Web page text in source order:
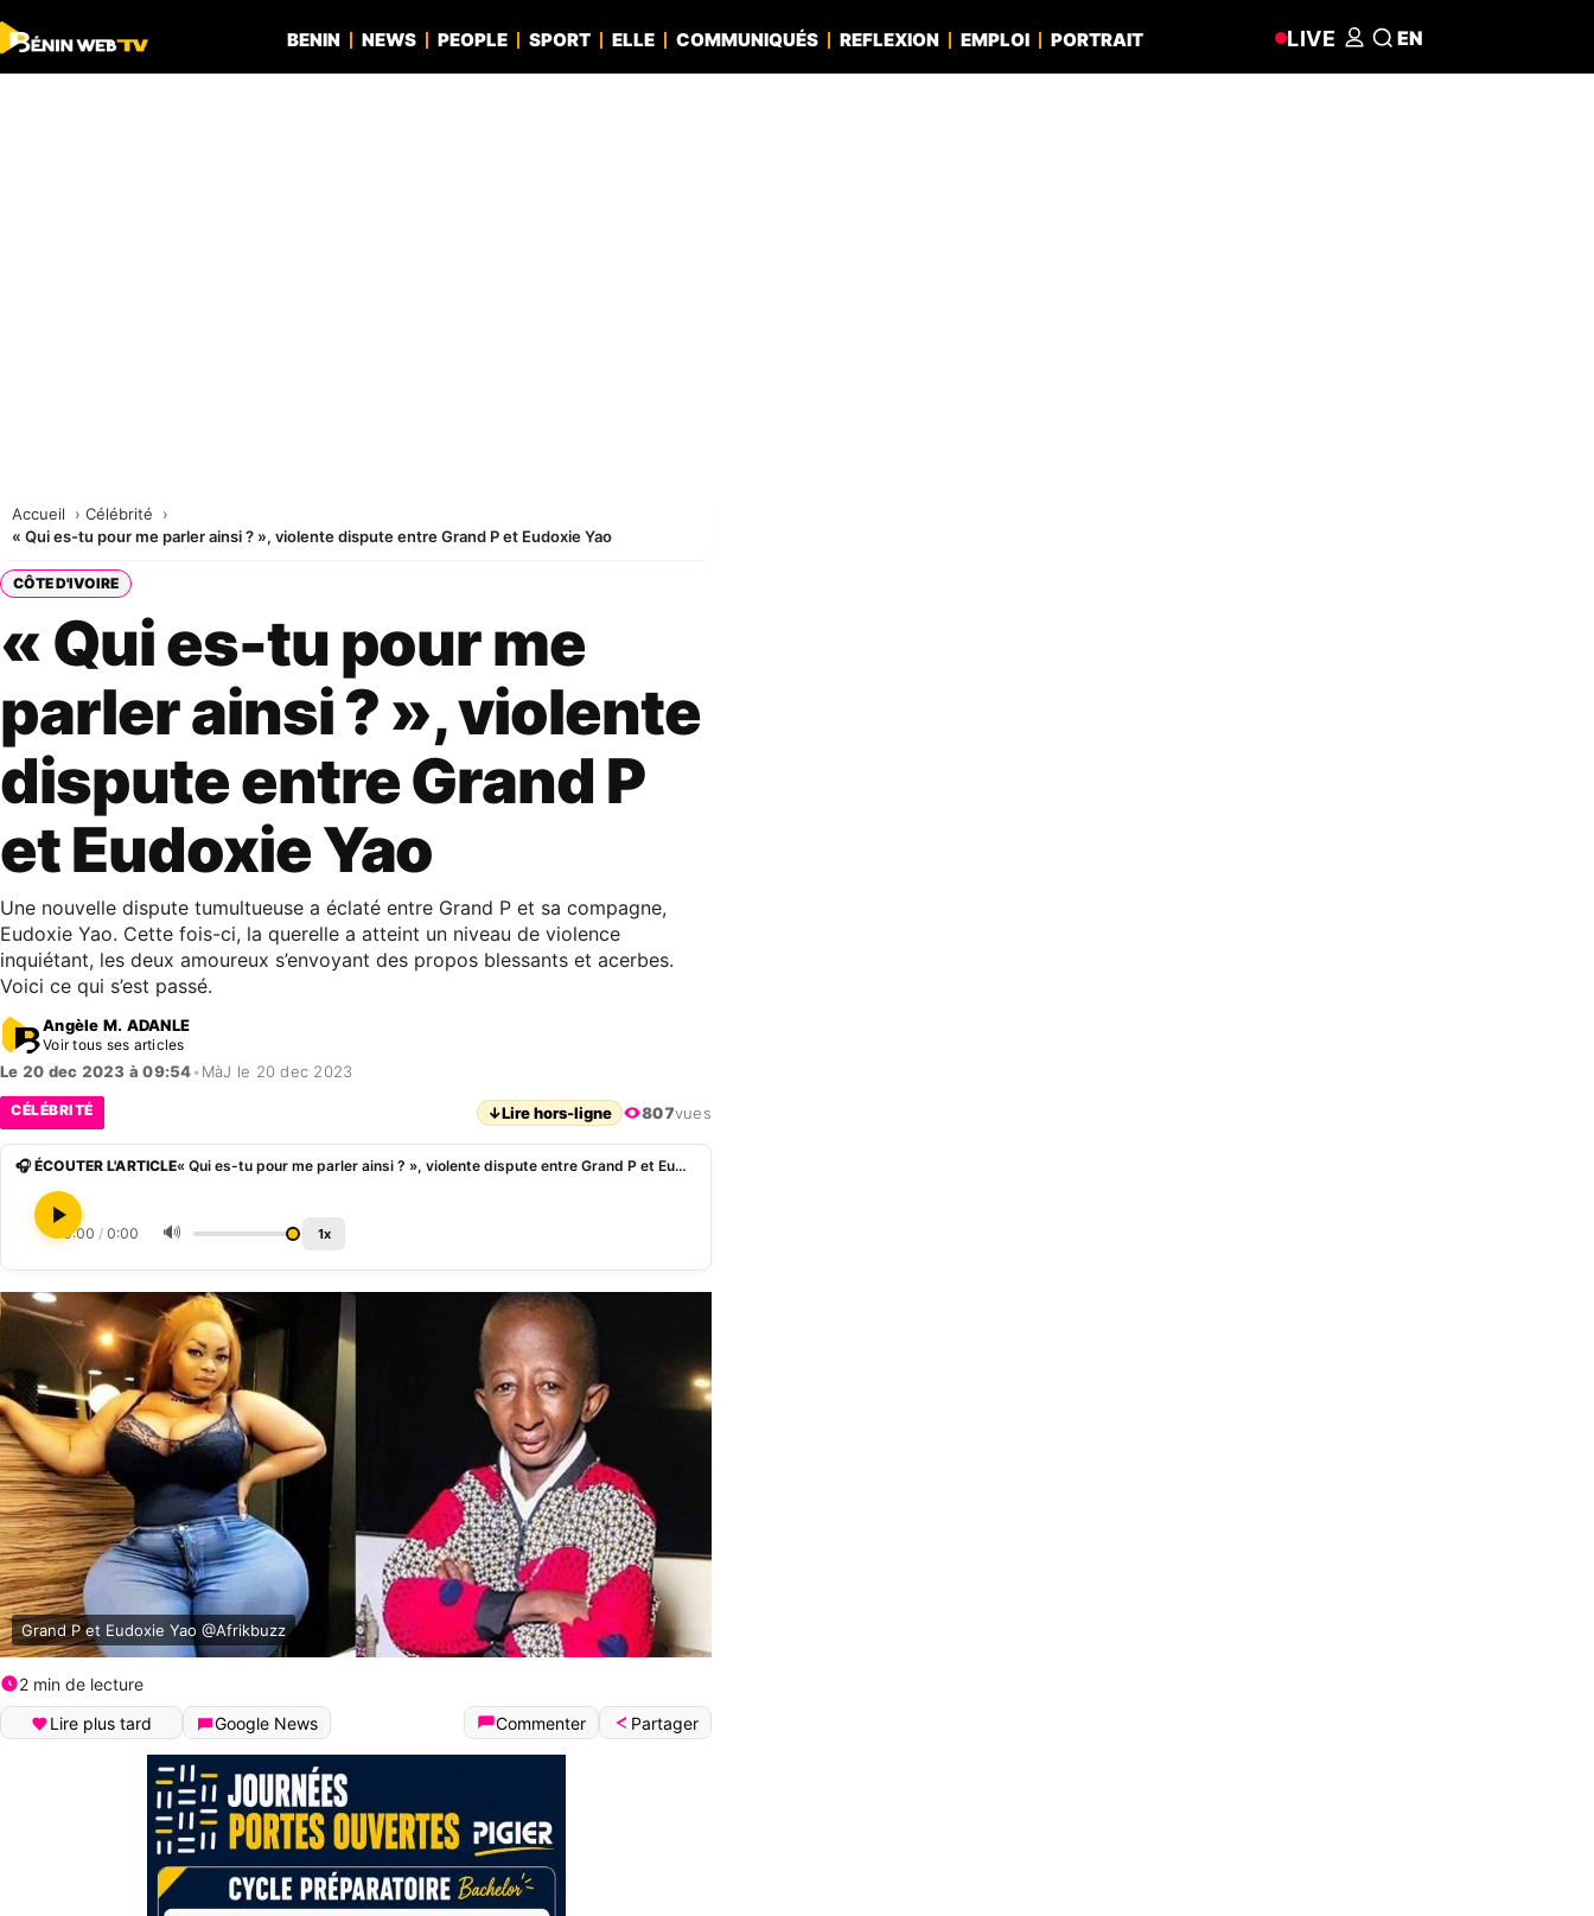
BENIN NEWS PEOPLE SPORT ELLE COMMUNIQUÉS REFLEXION EMPLOI PORTRAIT LIVE EN
Accueil
Célébrité
« Qui es-tu pour me parler ainsi ? », violente dispute entre Grand P et Eudoxie Yao
CÔTE D'IVOIRE
« Qui es-tu pour me
parler ainsi ? », violente
dispute entre Grand P
et Eudoxie Yao
Une nouvelle dispute tumultueuse a éclaté entre Grand P et sa compagne,
Eudoxie Yao. Cette fois-ci, la querelle a atteint un niveau de violence
inquiétant, les deux amoureux s’envoyant des propos blessants et acerbes.
Voici ce qui s’est passé.
Angèle M. ADANLE
Voir tous ses articles
Le 20 dec 2023 à 09:54• MàJ le 20 dec 2023
CÉLÉBRITÉ ↓Lire hors-ligne 807vues
🎧 ÉCOUTER L'ARTICLE « Qui es-tu pour me parler ainsi ? », violente dispute entre Grand P et Eudoxie Yao
0:00 / 0:00 🔊 1x
Grand P et Eudoxie Yao @Afrikbuzz
2 min de lecture
Lire plus tard
Google News Commenter Partager